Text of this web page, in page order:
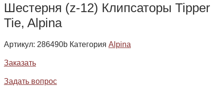
Шестерня (z-12) Клипсаторы Tipper
Tie, Alpina
Артикул: 286490b Категория Alpina
Заказать
Задать вопрос